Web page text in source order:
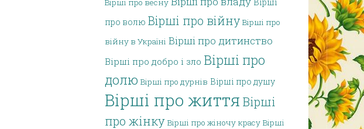
Вірші про весну
про волю Вірші про війну Вірші про
війну в Україні Вірші про дитинство
Вірші про добро і зло Вірші про
долю Вірші про дурнів Вірші про душу
Вірші про життя Вірші
про жінку Вірші про жіночу красу Вірші